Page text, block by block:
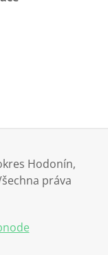
Hodonín,
práva